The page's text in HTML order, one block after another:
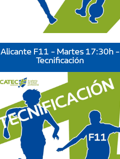
Alicante F11 - Martes 17:30h -
Tecnificación